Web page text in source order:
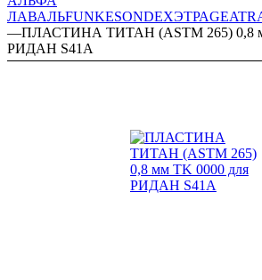
ЛАВАЛЬFUNKESONDEXЭТРАGEA
—ПЛАСТИНА ТИТАН (ASTM 265) 0,8
РИДАН S41A